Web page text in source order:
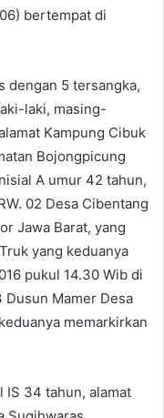
bertempat di
dengan 5 tersangka,
laki, masing-
Kampung Cibuk
Bojongpicung
A umur 42 tahun,
02 Desa Cibentang
Jawa Barat, yang
yang keduanya
pukul 14.30 Wib di
Dusun Mamer Desa
memarkirkan
34 tahun, alamat